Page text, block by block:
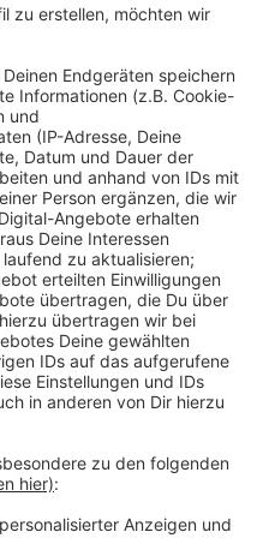
die Polizei fest,
der Pandemie. Viele
und Wohnungen
mit Alarmanlagen,
Hälfte aller Fälle blieb
14:39